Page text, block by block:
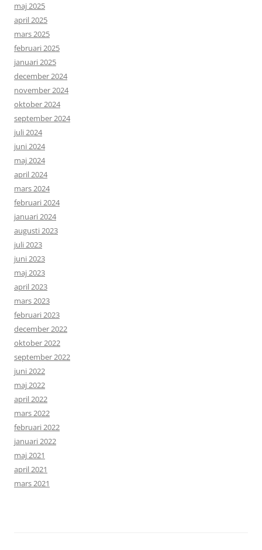
maj 2025
april 2025
mars 2025
februari 2025
januari 2025
december 2024
november 2024
oktober 2024
september 2024
juli 2024
juni 2024
maj 2024
april 2024
mars 2024
februari 2024
januari 2024
augusti 2023
juli 2023
juni 2023
maj 2023
april 2023
mars 2023
februari 2023
december 2022
oktober 2022
september 2022
juni 2022
maj 2022
april 2022
mars 2022
februari 2022
januari 2022
maj 2021
april 2021
mars 2021